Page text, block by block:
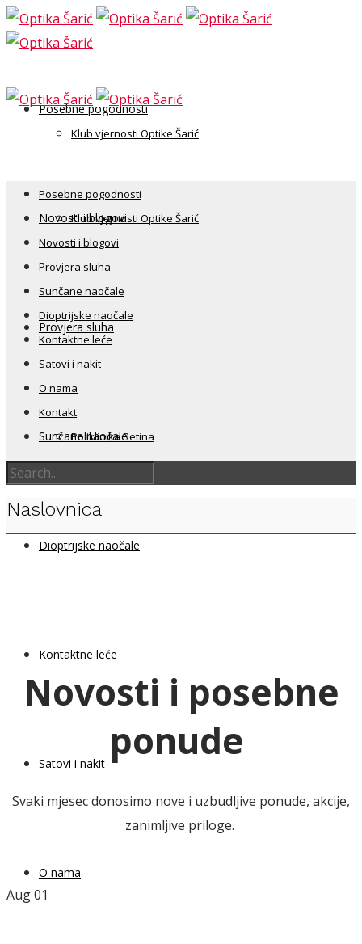
Posebne pogodnosti
Klub vjernosti Optike Šarić
Novosti i blogovi
Provjera sluha
Sunčane naočale
Dioptrijske naočale
Kontaktne leće
Satovi i nakit
O nama
Posebne pogodnosti
Klub vjernosti Optike Šarić
Novosti i blogovi
Provjera sluha
Sunčane naočale
Dioptrijske naočale
Kontaktne leće
Satovi i nakit
O nama
Kontakt
Poliklinika Retina
Naslovnica
Novosti i posebne
ponude
Svaki mjesec donosimo nove i uzbudljive ponude, akcije,
zanimljive priloge.
Aug01